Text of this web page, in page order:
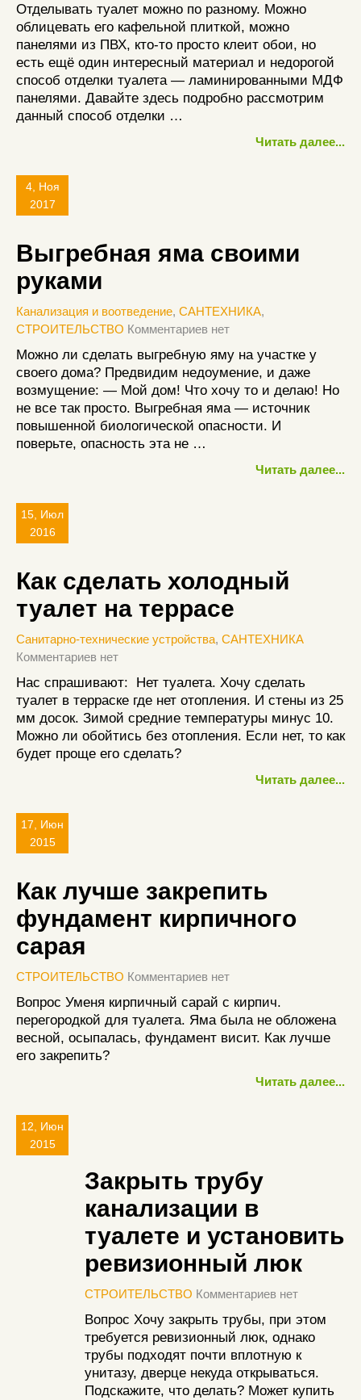
Отделывать туалет можно по разному. Можно
облицевать его кафельной плиткой, можно
панелями из ПВХ, кто-то просто клеит обои, но
есть ещё один интересный материал и недорогой
способ отделки туалета — ламинированными МДФ
панелями. Давайте здесь подробно рассмотрим
данный способ отделки …
Читать далее...
4, Ноя
2017
Выгребная яма своими
руками
Канализация и воотведение, САНТЕХНИКА,
СТРОИТЕЛЬСТВО Комментариев нет
Можно ли сделать выгребную яму на участке у
своего дома? Предвидим недоумение, и даже
возмущение: — Мой дом! Что хочу то и делаю! Но
не все так просто. Выгребная яма — источник
повышенной биологической опасности. И
поверьте, опасность эта не …
Читать далее...
15, Июл
2016
Как сделать холодный
туалет на террасе
Санитарно-технические устройства, САНТЕХНИКА
Комментариев нет
Нас спрашивают: Нет туалета. Хочу сделать
туалет в терраске где нет отопления. И стены из 25
мм досок. Зимой средние температуры минус 10.
Можно ли обойтись без отопления. Если нет, то как
будет проще его сделать?
Читать далее...
17, Июн
2015
Как лучше закрепить
фундамент кирпичного
сарая
СТРОИТЕЛЬСТВО Комментариев нет
Вопрос Уменя кирпичный сарай с кирпич.
перегородкой для туалета. Яма была не обложена
весной, осыпалась, фундамент висит. Как лучше
его закрепить?
Читать далее...
12, Июн
2015
Закрыть трубу
канализации в
туалете и установить
ревизионный люк
СТРОИТЕЛЬСТВО Комментариев нет
Вопрос Хочу закрыть трубы, при этом
требуется ревизионный люк, однако
трубы подходят почти вплотную к
унитазу, дверце некуда открываться.
Подскажите, что делать? Может купить